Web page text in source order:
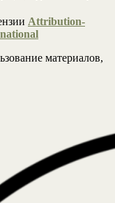
Attribution-
материалов,